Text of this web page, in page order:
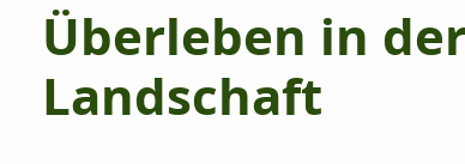
Überleben in
Landschaft